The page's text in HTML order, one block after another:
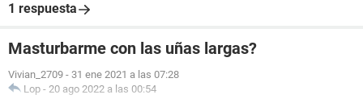
1 respuesta
Masturbarme con las uñas largas?
Vivian_2709 - 31 ene 2021 a las 07:28
Lop - 20 ago 2022 a las 00:54